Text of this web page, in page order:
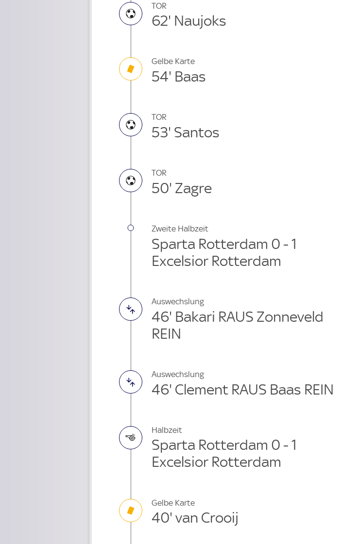
TOR
62' Naujoks
Gelbe Karte
54' Baas
TOR
53' Santos
TOR
50' Zagre
Zweite Halbzeit
Sparta Rotterdam 0 - 1
Excelsior Rotterdam
Auswechslung
46' Bakari RAUS Zonneveld
REIN
Auswechslung
46' Clement RAUS Baas REIN
Halbzeit
Sparta Rotterdam 0 - 1
Excelsior Rotterdam
Gelbe Karte
40' van Crooij